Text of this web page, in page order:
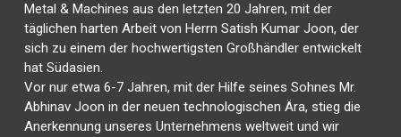
Metal & Machines aus den letzten 20 Jahren, mit der
täglichen harten Arbeit von Herrn Satish Kumar Joon, der
sich zu einem der hochwertigsten Großhändler entwickelt
hat Südasien.
Vor nur etwa 6-7 Jahren, mit der Hilfe seines Sohnes Mr.
Abhinav Joon in der neuen technologischen Ära, stieg die
Anerkennung unseres Unternehmens weltweit und wir